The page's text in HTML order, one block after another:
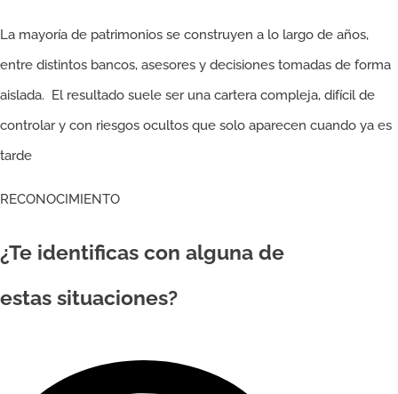
La mayoría de patrimonios se construyen a lo largo de años,
entre distintos bancos, asesores y decisiones tomadas de forma
aislada. El resultado suele ser una cartera compleja, difícil de
controlar y con riesgos ocultos que solo aparecen cuando ya es
tarde
RECONOCIMIENTO
¿Te identificas con alguna de
estas situaciones?